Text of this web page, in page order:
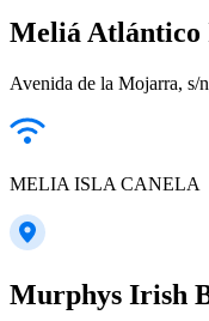
Meliá Atlántico
Avenida de la Mojarra, s/
MELIA ISLA CANELA
Murphys Irish